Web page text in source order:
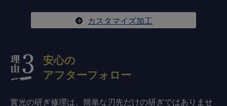
カスタマイズ加工
安心の
アフターフォロー
實光の研ぎ修理は、簡単な刃先だけの研ぎではありませ